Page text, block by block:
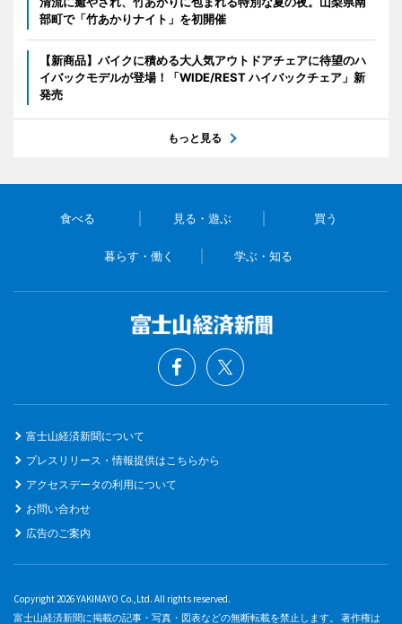
部町で「竹あかりナイト」を初開催
【新商品】バイクに積める大人気アウトドアチェアに待望のハ
イバックモデルが登場！「WIDE/REST ハイバックチェア」新
発売
もっと見る
食べる 見る・遊ぶ 買う
暮らす・働く 学ぶ・知る
富士山経済新聞について
プレスリリース・情報提供はこちらから
アクセスデータの利用について
お問い合わせ
広告のご案内
Copyright 2026 YAKIMAYO Co.,Ltd. All rights reserved.
富士山経済新聞に掲載の記事・写真・図表などの無断転載を禁止します。 著作権は